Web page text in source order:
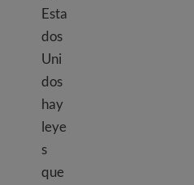
Esta
dos
Uni
dos
hay
leye
s
que